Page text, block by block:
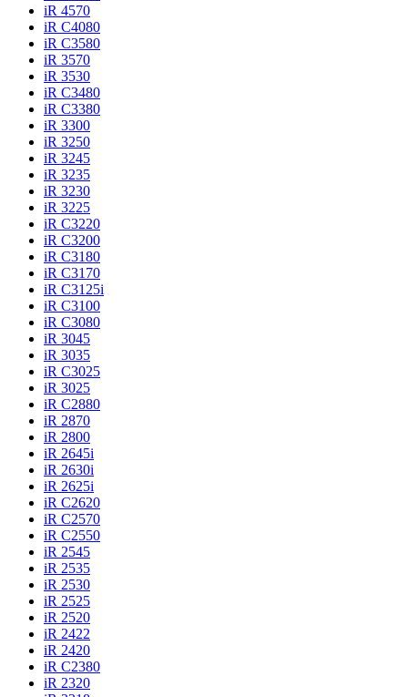
iR 4570
iR C4080
iR C3580
iR 3570
iR 3530
iR C3480
iR C3380
iR 3300
iR 3250
iR 3245
iR 3235
iR 3230
iR 3225
iR C3220
iR C3200
iR C3180
iR C3170
iR C3125i
iR C3100
iR C3080
iR 3045
iR 3035
iR C3025
iR 3025
iR C2880
iR 2870
iR 2800
iR 2645i
iR 2630i
iR 2625i
iR C2620
iR C2570
iR C2550
iR 2545
iR 2535
iR 2530
iR 2525
iR 2520
iR 2422
iR 2420
iR C2380
iR 2320